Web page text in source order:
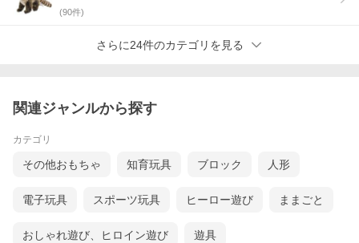
(90件)
さらに24件のカテゴリを見る
関連ジャンルから探す
カテゴリ
その他おもちゃ 知育玩具 ブロック 人形
電子玩具 スポーツ玩具 ヒーロー遊び ままごと
おしゃれ遊び、ヒロイン遊び 遊具